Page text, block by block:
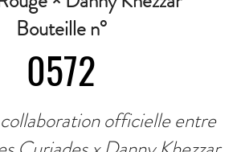
Bouteille n°
0572
officielle entre